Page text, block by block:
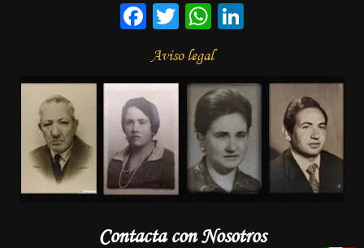
Facebook
TwitterWhatsApp
Aviso legal
Contacta con Nosotros